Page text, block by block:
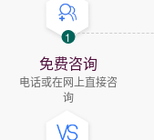
1
免费咨询
电话或在网上直接咨
询